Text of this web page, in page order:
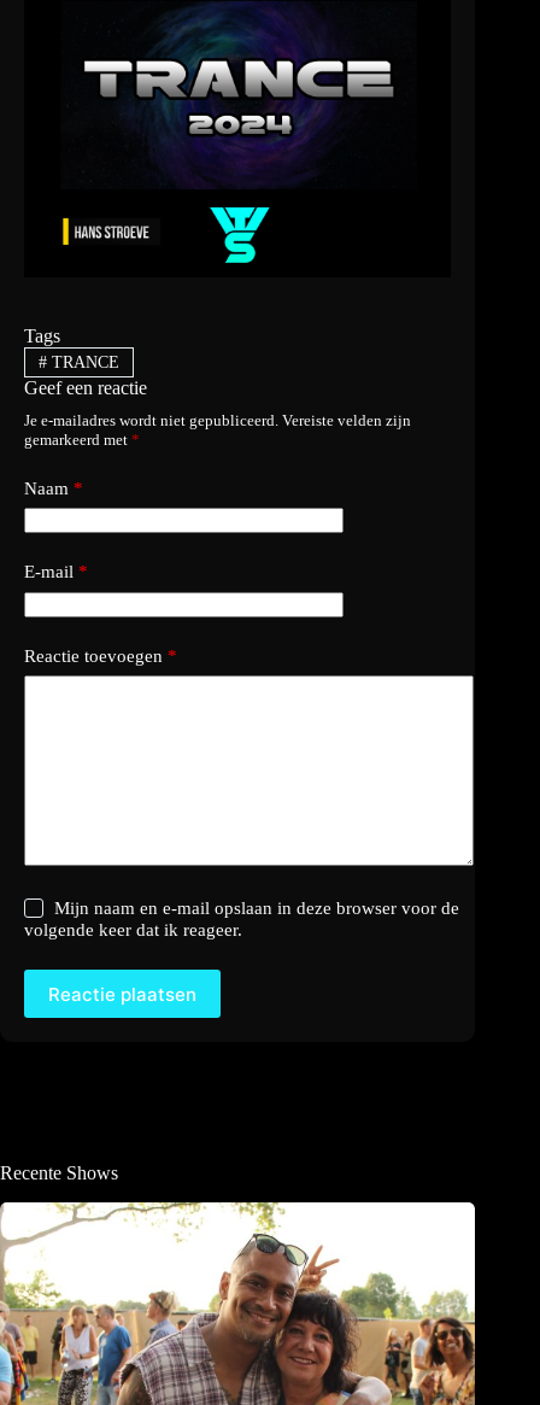
Tags
#TRANCE
Geef een reactie
Je e-mailadres wordt niet gepubliceerd. Vereiste velden zijn
gemarkeerd met *
Naam *
E-mail *
Reactie toevoegen *
Mijn naam en e-mail opslaan in deze browser voor de
volgende keer dat ik reageer.
Reactie plaatsen
Recente Shows